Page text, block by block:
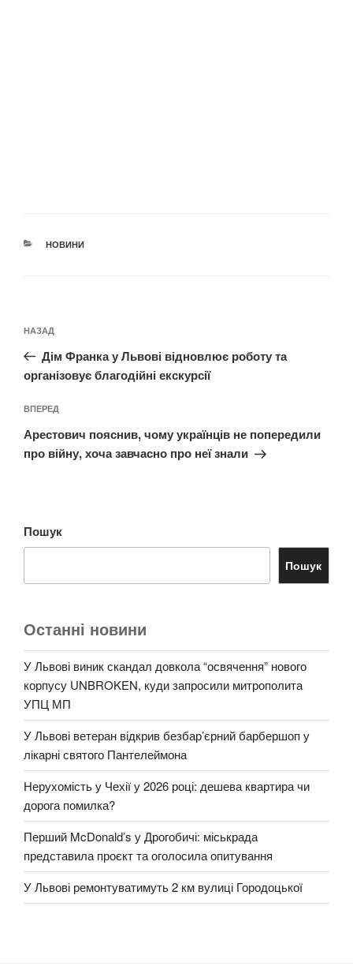
КАТЕГОРІЇ
НОВИНИ
записів
Попередній
запис:
НАЗАД
Дім Франка у Львові відновлює роботу та
організовує благодійні екскурсії
Наступний
запис
ВПЕРЕД
Арестович пояснив, чому українців не попередили
про війну, хоча завчасно про неї знали
Пошук
Пошук
Останні новини
У Львові виник скандал довкола “освячення” нового
корпусу UNBROKEN, куди запросили митрополита
УПЦ МП
У Львові ветеран відкрив безбар’єрний барбершоп у
лікарні святого Пантелеймона
Нерухомість у Чехії у 2026 році: дешева квартира чи
дорога помилка?
Перший McDonald’s у Дрогобичі: міськрада
представила проєкт та оголосила опитування
У Львові ремонтуватимуть 2 км вулиці Городоцької